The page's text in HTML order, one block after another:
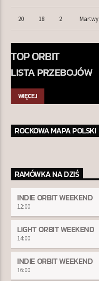
20 18 2 Martwy
TOP ORBIT
LISTA PRZEBOJÓW
WIĘCEJ
ROCKOWA MAPA POLSKI
RAMÓWKA NA DZIŚ
INDIE ORBIT WEEKEND
12:00
LIGHT ORBIT WEEKEND
14:00
INDIE ORBIT WEEKEND
16:00